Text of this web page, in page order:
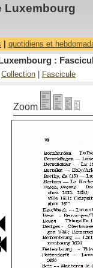
Luxembourg
quotidiens et
:
Collection Fascicule
Zoom